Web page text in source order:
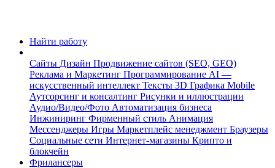
Найти работу
Сайты Дизайн Продвижение сайтов (SEO, GEO)
Реклама и Маркетинг Программирование AI —
искусственный интеллект Тексты 3D Графика Mobile
Аутсорсинг и консалтинг Рисунки и иллюстрации
Аудио/Видео/Фото Автоматизация бизнеса
Инжиниринг Фирменный стиль Анимация
Мессенджеры Игры Маркетплейс менеджмент Браузеры
Социальные сети Интернет-магазины Крипто и
блокчейн
Фрилансеры